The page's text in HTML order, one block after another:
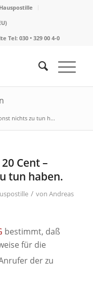
Hauspostille
Tel: 030 • 329 00 4-0
nichts zu tun h...
Cent –
tun haben.
/ von Andreas
bestimmt, daß
für die
der zu